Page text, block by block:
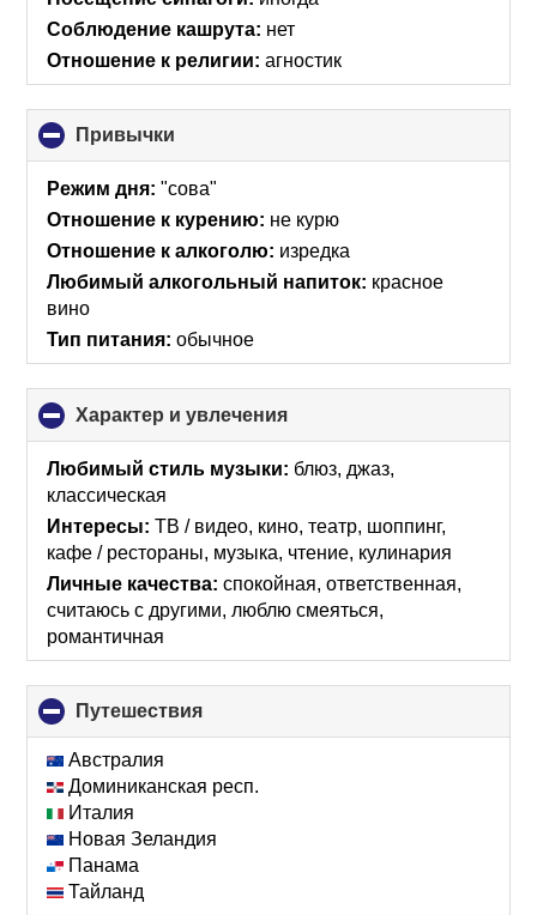
Соблюдение кашрута: нет
Отношение к религии: агностик
Привычки
to
collapse
Режим дня: "сова"
Отношение к курению: не курю
Отношение к алкоголю: изредка
Любимый алкогольный напиток: красное
вино
Тип питания: обычное
Характер и увлечения
to
collapse
Любимый стиль музыки: блюз, джаз,
классическая
Интересы: ТВ / видео, кино, театр, шоппинг,
кафе / рестораны, музыка, чтение, кулинария
Личные качества: спокойная, ответственная,
считаюсь с другими, люблю смеяться,
романтичная
Путешествия
to
contents
Австралия
Доминиканская респ.
Италия
Новая Зеландия
Панама
Тайланд